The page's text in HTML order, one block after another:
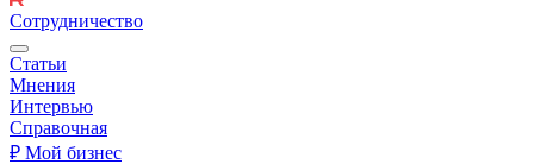
Сотрудничество
Статьи
Мнения
Интервью
Справочная
₽ Мой бизнес